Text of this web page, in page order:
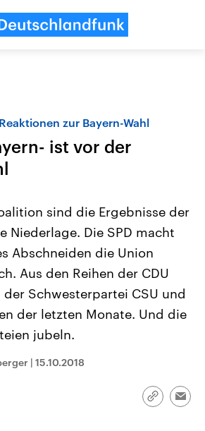
Anhalt
am 6.
neuen
das
Koalition aus
Parteien
Aktuelle Beiträge,
Hintergründe
Wirtschaftlich und
gehören die Vereinigten
den mächtigsten Ländern
mit großem Einfluss auf
Podcasts
zur Bayern-Wahl
ist vor der
sind die Ergebnisse der
Niederlage. Die SPD macht
Abschneiden die Union
Aus den Reihen der CDU
Schwesterpartei CSU und
der letzten Monate. Und die
jubeln.
| 15.10.2018
Link